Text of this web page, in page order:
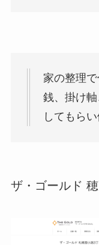
家の整理
銭、掛け
してもら
ザ・ゴールド